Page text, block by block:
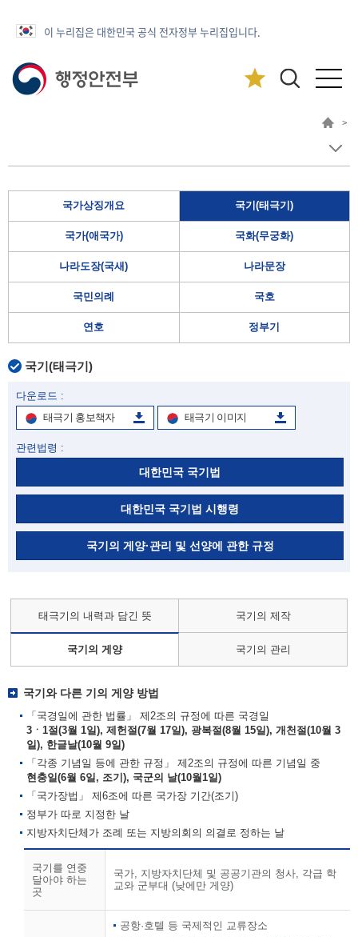
이 누리집은 대한민국 공식 전자정부 누리집입니다.
>
국가상징개요 국기(태극기)
국가(애국가) 국화(무궁화)
나라도장(국새) 나라문장
국민의례 국호
연호 정부기
국기(태극기)
다운로드 :
태극기 홍보책자
태극기 이미지
관련법령 :
대한민국 국기법
대한민국 국기법 시행령
국기의 게양·관리 및 선양에 관한 규정
태극기의 내력과 담긴 뜻 국기의 제작
국기의 게양 국기의 관리
국기와 다른 기의 게양 방법
「국경일에 관한 법률」 제2조의 규정에 따른 국경일
3ㆍ1절(3월 1일), 제헌절(7월 17일), 광복절(8월 15일), 개천절(10월 3
일), 한글날(10월 9일)
「각종 기념일 등에 관한 규정」 제2조의 규정에 따른 기념일 중
현충일(6월 6일, 조기), 국군의 날(10월1일)
「국가장법」 제6조에 따른 국가장 기간(조기)
정부가 따로 지정한 날
지방자치단체가 조례 또는 지방의회의 의결로 정하는 날
국기를 연중
달아야 하는
곳
국가, 지방자치단체 및 공공기관의 청사, 각급 학
교와 군부대 (낮에만 게양)
공항·호텔 등 국제적인 교류장소